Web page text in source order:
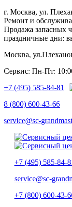
г. Москва, ул.
Ремонт и
Продажа запасных
праздничные дни:
Москва,
Сервис: Пн-Пт:
+7 (495) 585-84-81
8 (800) 600-43-66
service@sc-
+7 (495) 585-84-
service@sc-
+7 (800) 600-43-